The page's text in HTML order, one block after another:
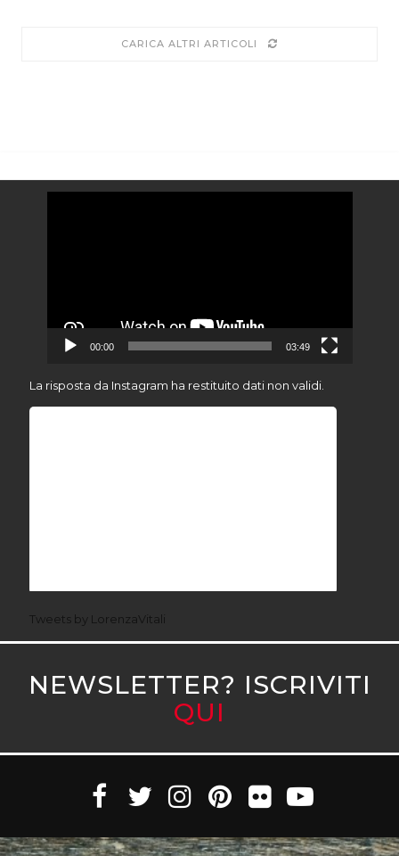
CARICA ALTRI ARTICOLI
00:00 03:49
La risposta da Instagram ha restituito dati non validi.
Tweets by LorenzaVitali
NEWSLETTER? ISCRIVITI
QUI